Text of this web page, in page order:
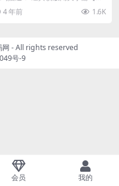
工服务端+运营后台+安卓
双端+教程
阿拉德70级解锁版】最新整理Lin
工服务...
4 年前 1.6K
网 - All rights reserved
号-9
会员 我的